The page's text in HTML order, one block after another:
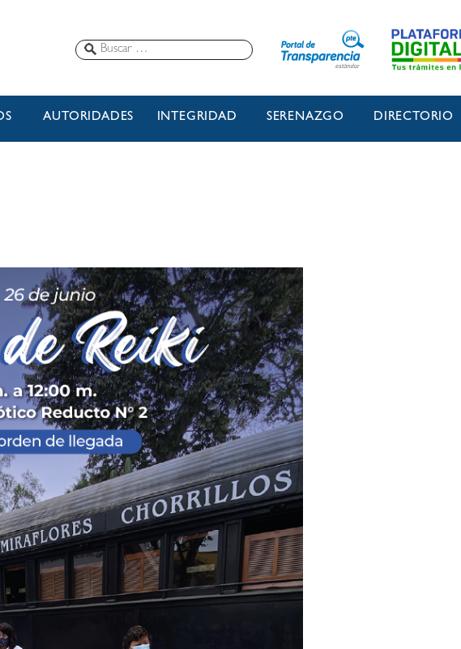
AUTORIDADES INTEGRIDAD SERENAZGO DIRECTORIO